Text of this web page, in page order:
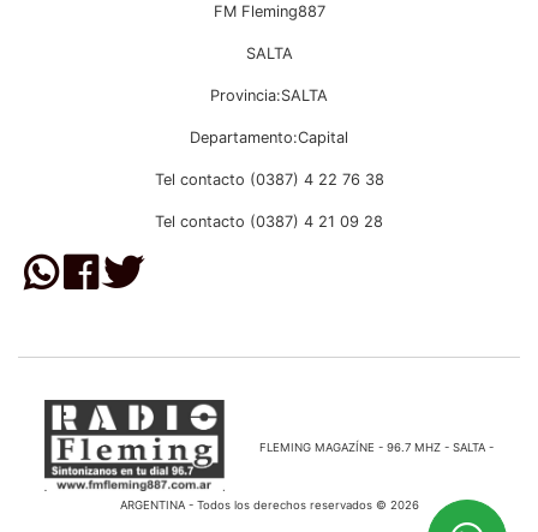
FM Fleming887
SALTA
Provincia:SALTA
Departamento:Capital
Tel contacto (0387) 4 22 76 38
Tel contacto (0387) 4 21 09 28
FLEMING MAGAZÍNE - 96.7 MHZ - SALTA -
ARGENTINA - Todos los derechos reservados © 2026